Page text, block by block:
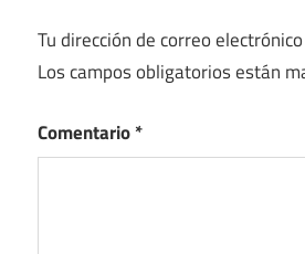
Tu dirección de correo
Los campos obligatorios están
Comentario*